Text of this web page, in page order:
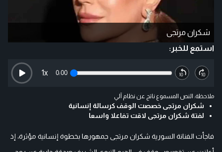
شكران مرتجى
استمع للخبر:
0:00
1x
ملاحظة: النص المسموع ناتج عن نظام آلي
شكران مرتجى خصصت الوقف كرسالة إنسانية
لفتة شكران مرتجى لاقت تفاعلا واسعا
فاجأت الفنانة السورية شكران مرتجى جمهورها بخطوة إنسانية مؤثرة، إذ